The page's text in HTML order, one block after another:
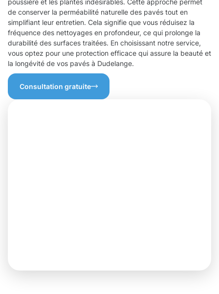
poussière et les plantes indésirables. Cette approche permet
de conserver la perméabilité naturelle des pavés tout en
simplifiant leur entretien. Cela signifie que vous réduisez la
fréquence des nettoyages en profondeur, ce qui prolonge la
durabilité des surfaces traitées. En choisissant notre service,
vous optez pour une protection efficace qui assure la beauté et
la longévité de vos pavés à Dudelange.
Consultation gratuite